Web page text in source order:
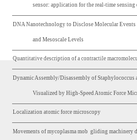
sensor: application for the real-time sensing
DNA Nanotechnology to Disclose Molecular Events
and Mesoscale Levels
Quantitative description of a contractile
Dynamic Assembly/Disassembly of Staphylococcus
Visualized by High-Speed Atomic Force
Localization atomic force microscopy
Movements of mycoplasma mob gliding machinery